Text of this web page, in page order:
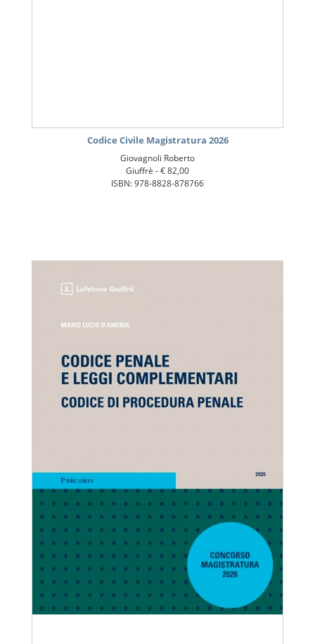
Codice Civile Magistratura 2026
Giovagnoli Roberto
Giuffrè -€ 82,00
ISBN: 978-8828-878766